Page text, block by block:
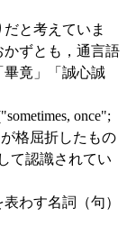
と考えていま
ずとも，通言語
竟」「誠心誠
once";
格屈折したもの
て認識されてい
わす名詞（句）